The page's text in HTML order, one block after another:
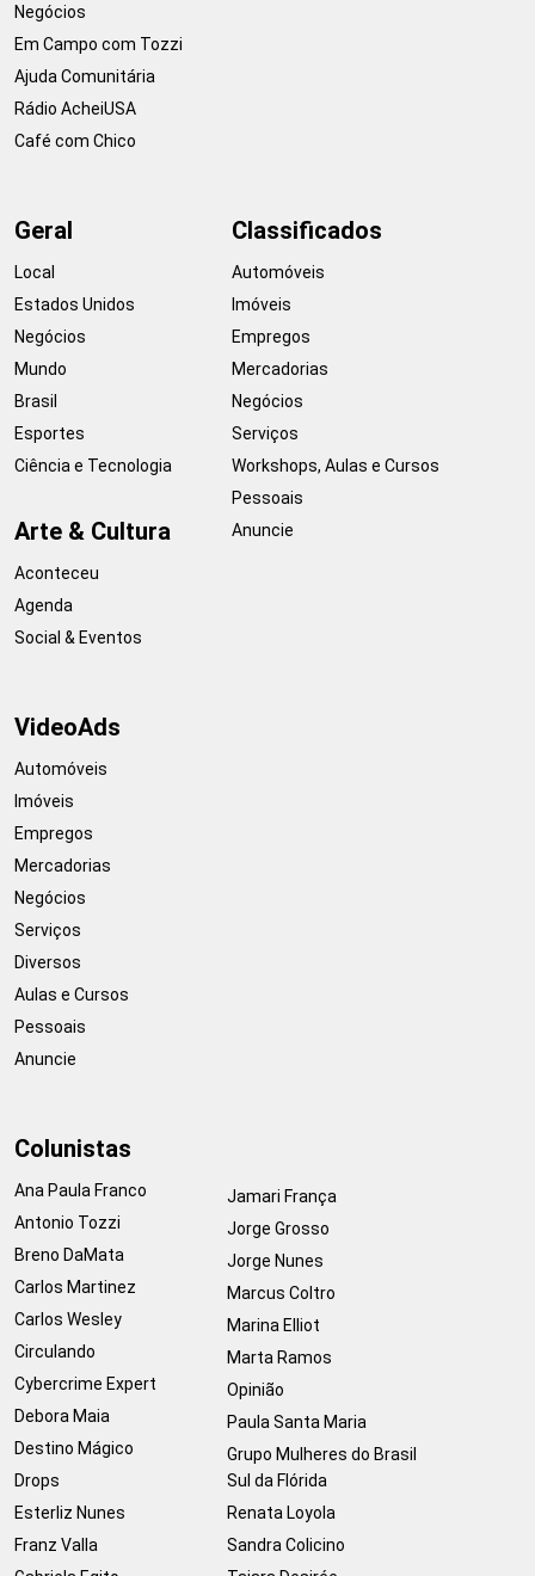
Negócios
Em Campo com Tozzi
Ajuda Comunitária
Rádio AcheiUSA
Café com Chico
Geral
Local
Estados Unidos
Negócios
Mundo
Brasil
Esportes
Ciência e Tecnologia
Arte & Cultura
Aconteceu
Agenda
Social & Eventos
Classificados
Automóveis
Imóveis
Empregos
Mercadorias
Negócios
Serviços
Workshops, Aulas e Cursos
Pessoais
Anuncie
VideoAds
Automóveis
Imóveis
Empregos
Mercadorias
Negócios
Serviços
Diversos
Aulas e Cursos
Pessoais
Anuncie
Colunistas
Ana Paula Franco
Antonio Tozzi
Breno DaMata
Carlos Martinez
Carlos Wesley
Circulando
Cybercrime Expert
Debora Maia
Destino Mágico
Drops
Esterliz Nunes
Franz Valla
Jamari França
Jorge Grosso
Jorge Nunes
Marcus Coltro
Marina Elliot
Marta Ramos
Opinião
Paula Santa Maria
Grupo Mulheres do Brasil
Sul da Flórida
Renata Loyola
Sandra Colicino